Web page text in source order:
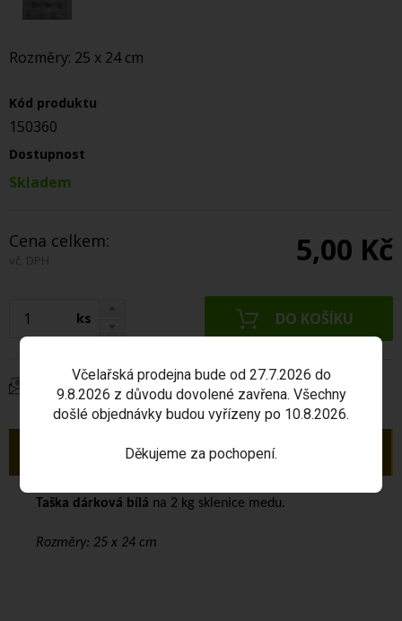
Rozměry: 25 x 24 cm
Kód produktu
150360
Dostupnost
Skladem
Cena celkem:
vč. DPH 5,00 Kč
ks
Dotaz na produkt
Taška dárková bílá na 2 kg sklenice medu.
Rozměry: 25 x 24 cm
Včelařská prodejna bude od 27.7.2026 do
9.8.2026 z důvodu dovolené zavřena. Všechny
došlé objednávky budou vyřízeny po 10.8.2026.
Děkujeme za pochopení.